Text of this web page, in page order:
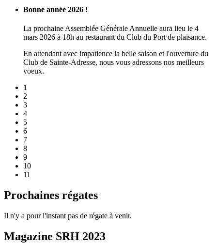
Bonne année 2026 !
La prochaine Assemblée Générale Annuelle aura lieu le 4
mars 2026 à 18h au restaurant du Club du Port de plaisance.
En attendant avec impatience la belle saison et l'ouverture du
Club de Sainte-Adresse, nous vous adressons nos meilleurs
voeux.
1
2
3
4
5
6
7
8
9
10
11
Prochaines régates
Il n'y a pour l'instant pas de régate à venir.
Magazine SRH 2023